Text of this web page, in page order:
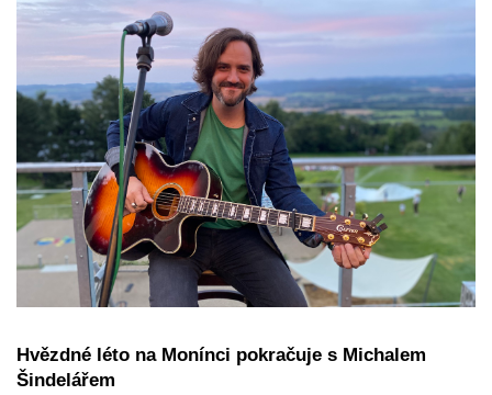
Hvězdné léto na Monínci pokračuje s Michalem
Šindelářem